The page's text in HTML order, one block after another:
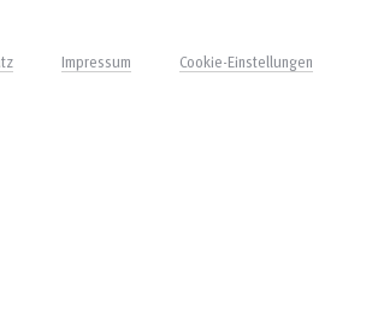
Impressum Cookie-Einstellungen